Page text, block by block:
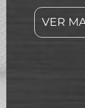
Eles
VER